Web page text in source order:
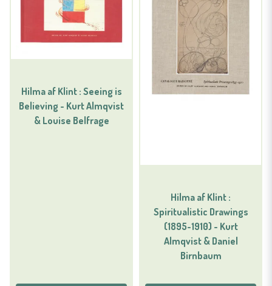
Hilma af Klint : Seeing is
Believing - Kurt Almqvist
& Louise Belfrage
Hilma af Klint :
Spiritualistic Drawings
(1895-1910) - Kurt
Almqvist & Daniel
Birnbaum